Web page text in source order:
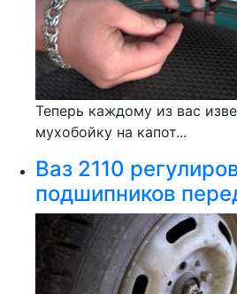
Теперь каждому из вас
мухобойку на капот...
Ваз 2110
подшипников